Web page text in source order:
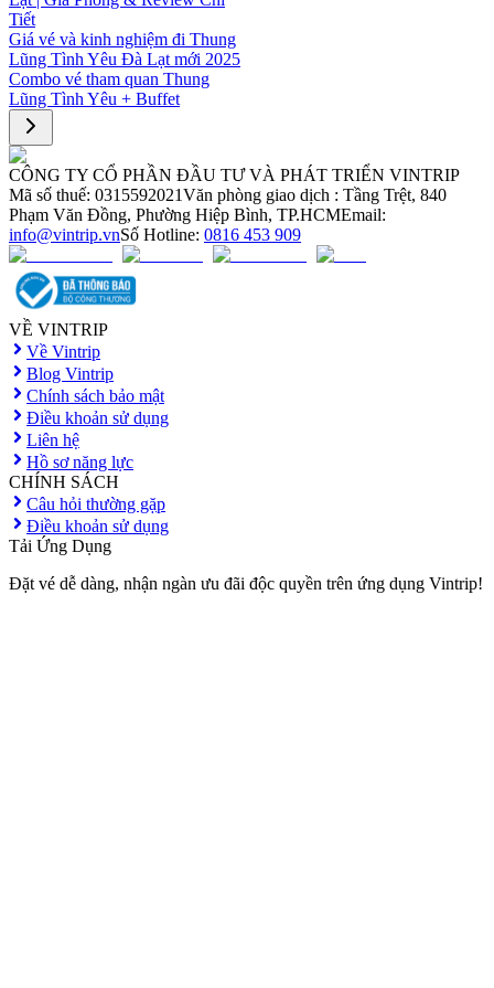
Tiết
Giá vé và kinh nghiệm đi Thung
Lũng Tình Yêu Đà Lạt mới 2025
Combo vé tham quan Thung
Lũng Tình Yêu + Buffet
CÔNG TY CỔ PHẦN ĐẦU TƯ VÀ PHÁT TRIỂN VINTRIP
Mã số thuế: 0315592021Văn phòng giao dịch : Tầng Trệt, 840
Phạm Văn Đồng, Phường Hiệp Bình, TP.HCMEmail:
info@vintrip.vnSố Hotline: 0816 453 909
VỀ VINTRIP
Về Vintrip
Blog Vintrip
Chính sách bảo mật
Điều khoản sử dụng
Liên hệ
Hồ sơ năng lực
CHÍNH SÁCH
Câu hỏi thường gặp
Điều khoản sử dụng
Tải Ứng Dụng
Đặt vé dễ dàng, nhận ngàn ưu đãi độc quyền trên ứng dụng Vintrip!